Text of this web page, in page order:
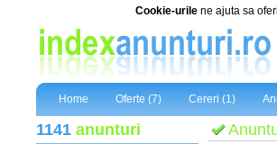
Cookie-urile ne ajuta sa
Home Oferte (7) Cereri (1)
1141 anunturi